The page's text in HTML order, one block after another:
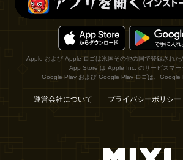
Apple および Apple ロゴは米国その他の国で登録された
App Store は Apple Inc. のサービスマー
Google Play および Google Play ロゴは、Google
運営会社について プライバシーポリシー